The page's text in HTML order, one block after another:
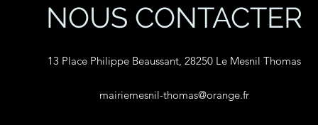
NOUS CONTACTER
13 Place Philippe Beaussant, 28250 Le Mesnil Thomas
mairiemesnil-thomas@orange.fr